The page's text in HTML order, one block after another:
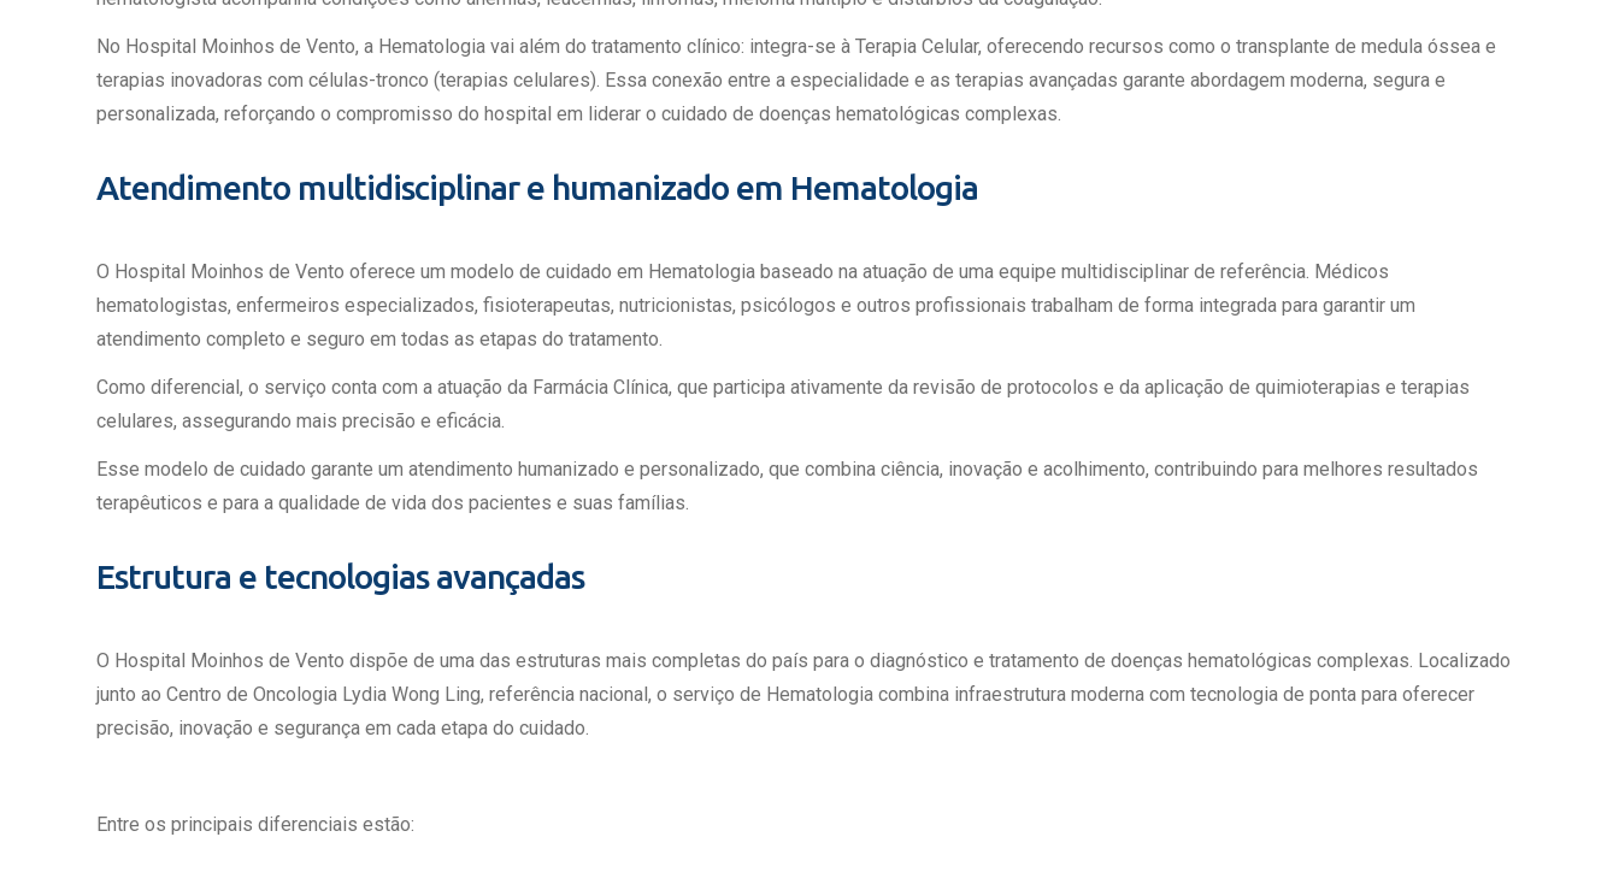
Estrutura de Gestão
Exames - Portal Médico
Farmácia
Responsabilidade Ambiental
Responsabilidade Social
Serviço Social
Empresas
Tele Interconsultas
No Hospital Moinhos de Vento, a Hematologia vai além do tratamento clínico: integra-se à Terapia Celular, oferecendo recursos como o transplante de medula óssea e
terapias inovadoras com células-tronco (terapias celulares). Essa conexão entre a especialidade e as terapias avançadas garante abordagem moderna, segura e
personalizada, reforçando o compromisso do hospital em liderar o cuidado de doenças hematológicas complexas.
Atendimento multidisciplinar e humanizado em Hematologia
O Hospital Moinhos de Vento oferece um modelo de cuidado em Hematologia baseado na atuação de uma equipe multidisciplinar de referência. Médicos
hematologistas, enfermeiros especializados, fisioterapeutas, nutricionistas, psicólogos e outros profissionais trabalham de forma integrada para garantir um
atendimento completo e seguro em todas as etapas do tratamento.
Como diferencial, o serviço conta com a atuação da Farmácia Clínica, que participa ativamente da revisão de protocolos e da aplicação de quimioterapias e terapias
celulares, assegurando mais precisão e eficácia.
Esse modelo de cuidado garante um atendimento humanizado e personalizado, que combina ciência, inovação e acolhimento, contribuindo para melhores resultados
terapêuticos e para a qualidade de vida dos pacientes e suas famílias.
Estrutura e tecnologias avançadas
O Hospital Moinhos de Vento dispõe de uma das estruturas mais completas do país para o diagnóstico e tratamento de doenças hematológicas complexas. Localizado
junto ao Centro de Oncologia Lydia Wong Ling, referência nacional, o serviço de Hematologia combina infraestrutura moderna com tecnologia de ponta para oferecer
precisão, inovação e segurança em cada etapa do cuidado.
Entre os principais diferenciais estão: